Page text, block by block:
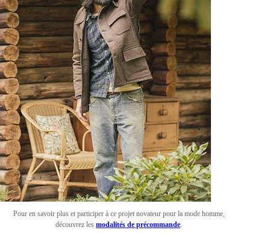
Pour en savoir plus et participer à ce projet novateur pour la mode homme,
découvrez lesmodalités de précommande.